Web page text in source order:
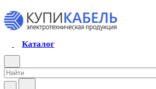
Каталог